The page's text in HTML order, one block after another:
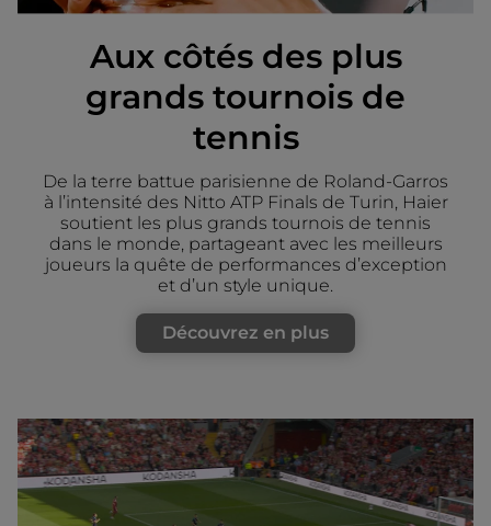
Aux côtés des plus
grands tournois de
tennis
De la terre battue parisienne de Roland-Garros
à l’intensité des Nitto ATP Finals de Turin, Haier
soutient les plus grands tournois de tennis
dans le monde, partageant avec les meilleurs
joueurs la quête de performances d’exception
et d’un style unique.
Découvrez en plus